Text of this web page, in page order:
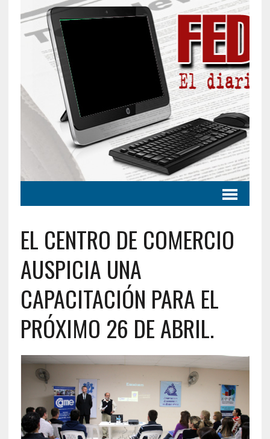
EL CENTRO DE COMERCIO
AUSPICIA UNA
CAPACITACIÓN PARA EL
PRÓXIMO 26 DE ABRIL.